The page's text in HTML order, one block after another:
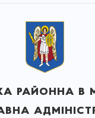
районна в